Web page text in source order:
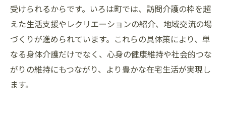
受けられるからです。いろは町では、訪問介護の枠を超
えた生活支援やレクリエーションの紹介、地域交流の場
づくりが進められています。これらの具体策により、単
なる身体介護だけでなく、心身の健康維持や社会的つな
がりの維持にもつながり、より豊かな在宅生活が実現し
ます。